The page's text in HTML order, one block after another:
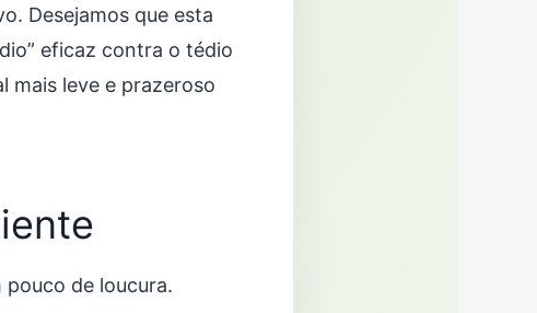
Desejamos que esta
eficaz contra o tédio
mais leve e prazeroso
de loucura.